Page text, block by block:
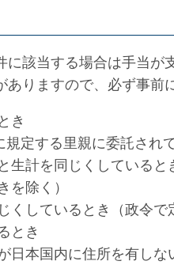
該当する場合は手当が
りますので、必ず事前
き
定する里親に委託され
生計を同じくしている
を除く）
くしているとき（政令で
とき
日本国内に住所を有しな